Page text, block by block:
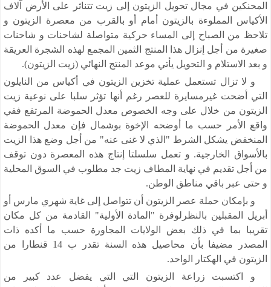
المحنكين في مجال تحويل الزيتون إلى زيت تتناثر على الأرض آلاف
الأكياس المملوءة بالزيتون أمام أو بالقرب من معصرة الزيتون و
تلاحظ من الصباح إلى المساء حركية متواصلة لشاحنات و شاحنات
صغيرة من أجل إنزال هذا المنتج الثمين المجمع لهذه الشجرة العريقة
و بعد الاستلام و التحويل يأتي موعد المنتج النهائي (زيت الزيتون).
و لا تزال تستعمل عملية تخزين الزيتون في أكياس من النايلون
التي أضحت غيرمسايرة للعصر رغم أنها تؤثر سلبا على نوعية زيت
الزيتون من خلال على وجه الخصوص معدل الحموضة المرتفع ففي
واقع الأمر حسب ما أوضحه الإخوة بوشمال فإن معدل الحموضة
المنخفض يشكل الشرط "الذي لا غنى عنه" من أجل وضع هذا الزيت
بالأسواق الخارجية. و تعمل سلسلتا إنتاج هذه المعصرة دون توقف
من أجل تقديم في نهاية المطاف زيت جد مطلوب في السوق المحلية
و حتى عبر باقي مناطق الوطن.
و بإمكان حملة عصر الزيتون أن تتواصل إلى غاية شهري مارس أو
أبريل المقبلين بالنظرلوفرة "المادة الأولية" القادمة من كل مكان
تقريبا بما في ذلك بعض الولايات المجاورة حسب ما أكده ذات
المصدر مضيفا بأن محاصيل هذه السنة تقدر ب 14 قنطارا من
الزيتون في الهكتار الواحد.
و اكتسبت زراعة الزيتون التي التي يفضل عدد كبير من